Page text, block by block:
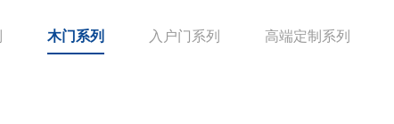
木门系列 入户门系列 高端定制系列